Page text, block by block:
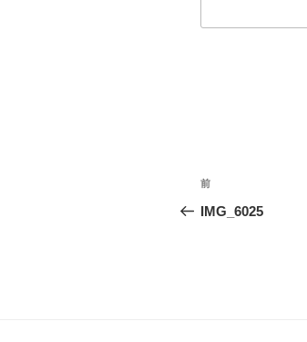
投
稿
前
の
前
IMG_6025